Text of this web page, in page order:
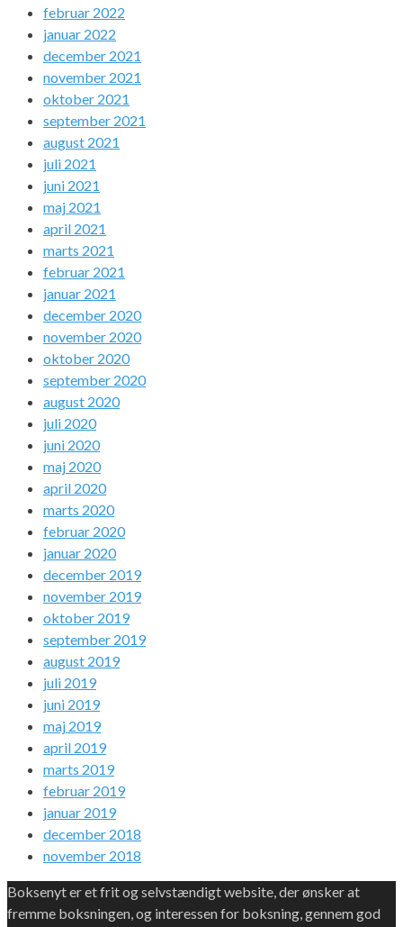
februar 2022
januar 2022
december 2021
november 2021
oktober 2021
september 2021
august 2021
juli 2021
juni 2021
maj 2021
april 2021
marts 2021
februar 2021
januar 2021
december 2020
november 2020
oktober 2020
september 2020
august 2020
juli 2020
juni 2020
maj 2020
april 2020
marts 2020
februar 2020
januar 2020
december 2019
november 2019
oktober 2019
september 2019
august 2019
juli 2019
juni 2019
maj 2019
april 2019
marts 2019
februar 2019
januar 2019
december 2018
november 2018
Boksenyt er et frit og selvstændigt website, der ønsker at
fremme boksningen, og interessen for boksning, gennem god